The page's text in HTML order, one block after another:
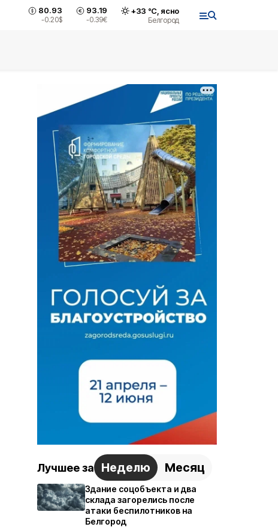
80.93
-0.20$
93.19
-0.39€
+33 °С, ясно
Белгород
Лучшее за Неделю Месяц
Здание соцобъекта и два
склада загорелись после
атаки беспилотников на
Белгород